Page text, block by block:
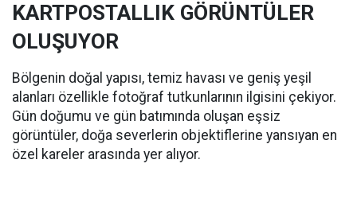
KARTPOSTALLIK GÖRÜNTÜLER
OLUŞUYOR
Bölgenin doğal yapısı, temiz havası ve geniş yeşil
alanları özellikle fotoğraf tutkunlarının ilgisini çekiyor.
Gün doğumu ve gün batımında oluşan eşsiz
görüntüler, doğa severlerin objektiflerine yansıyan en
özel kareler arasında yer alıyor.